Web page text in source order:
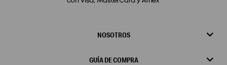
NOSOTROS
GUÍA DE COMPRA